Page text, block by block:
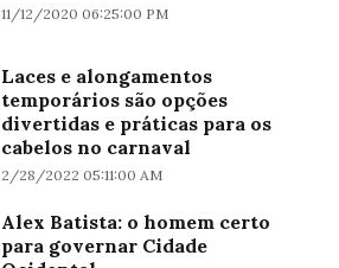
11/12/2020 06:25:00 PM
Laces e alongamentos
temporários são opções
divertidas e práticas para os
cabelos no carnaval
2/28/2022 05:11:00 AM
Alex Batista: o homem certo
para governar Cidade